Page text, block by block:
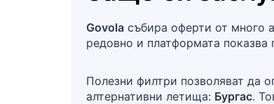
Govola събира оферти от много
редовно и платформата показва
Полезни филтри позволяват да
алтернативни летища: Бургас.